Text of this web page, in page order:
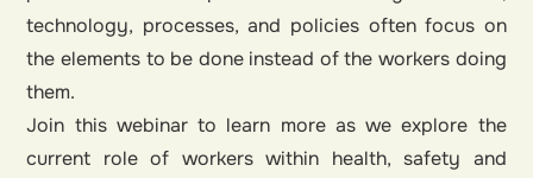
technology, processes, and policies often focus on
the elements to be done instead of the workers doing
them.
Join this webinar to learn more as we explore the
current role of workers within health, safety and